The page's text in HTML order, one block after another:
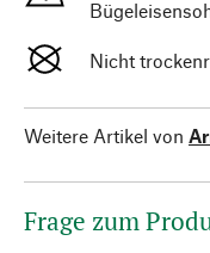
Nicht
Weitere Artikel von
Frage zum